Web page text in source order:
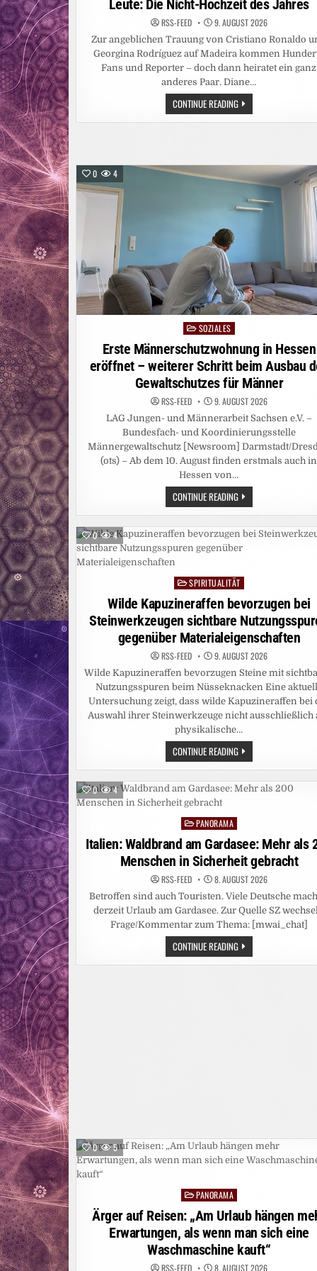
Leute: Die Nicht-Hochzeit des Jahres
RSS-FEED 9. AUGUST 2026
Zur angeblichen Trauung von Cristiano Ronaldo
Georgina Rodríguez auf Madeira kommen
Fans und Reporter – doch dann heiratet ein ganz
anderes Paar. Diane…
CONTINUE READINGLEUTE:
DIE
NICHT-
0 4
Posted
in
SOZIALES
Erste Männerschutzwohnung in Hessen
eröffnet – weiterer Schritt beim Ausbau
Gewaltschutzes für Männer
RSS-FEED 9. AUGUST 2026
LAG Jungen- und Männerarbeit Sachsen e.V. –
Bundesfach- und Koordinierungsstelle
Männergewaltschutz [Newsroom] Darmstadt/
(ots) – Ab dem 10. August finden erstmals auch in
Hessen von…
CONTINUE READINGERSTE
IN
ERÖFFNET
–
WEITERER
AUSBAU
DES
GEWALTSCHUTZES
FÜR
MÄNNER
0 4
Posted
in
SPIRITUALITÄT
Wilde Kapuzineraffen bevorzugen bei
Steinwerkzeugen sichtbare
gegenüber Materialeigenschaften
RSS-FEED 9. AUGUST 2026
Wilde Kapuzineraffen bevorzugen Steine mit
Nutzungsspuren beim Nüsseknacken Eine
Untersuchung zeigt, dass wilde Kapuzineraffen bei
Auswahl ihrer Steinwerkzeuge nicht ausschließlich
physikalische…
CONTINUE READINGWILDE
KAPUZINERAFFEN
BEVORZUGEN
STEINWERKZEUGEN
SICHTBARE
0 4
Posted
in
PANORAMA
Italien: Waldbrand am Gardasee: Mehr als
Menschen in Sicherheit gebracht
RSS-FEED 8. AUGUST 2026
Betroffen sind auch Touristen. Viele Deutsche
derzeit Urlaub am Gardasee. Zur Quelle SZ
Frage/Kommentar zum Thema: [mwai_chat]
CONTINUE READINGITALIEN:
WALDBRAND
AM
0 5
PostedPANORAMA
Ärger auf Reisen: „Am Urlaub hängen
Erwartungen, als wenn man sich eine
Waschmaschine kauft“
RSS-FEED 8. AUGUST 2026